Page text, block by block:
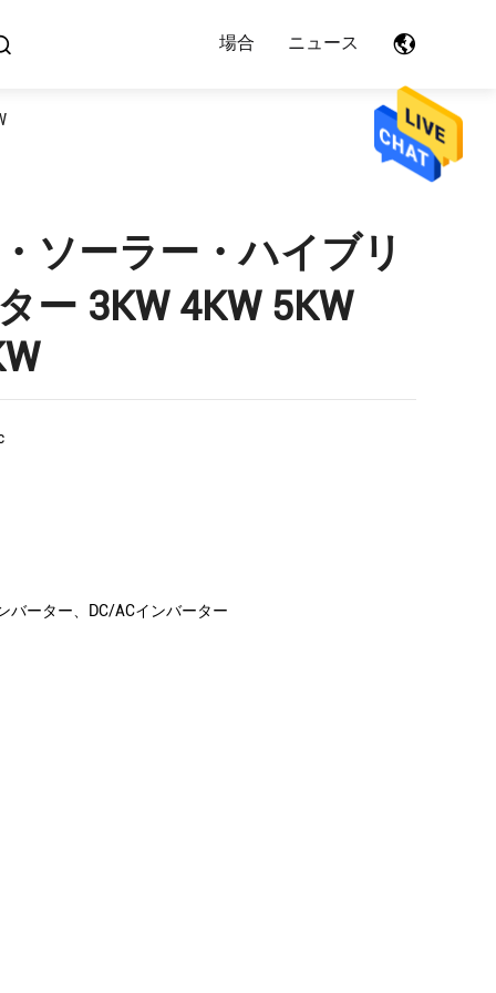
場合 ニュース
ソーラー・ハイブリ
ー 3KW 4KW 5KW
バーター、DC/ACインバーター